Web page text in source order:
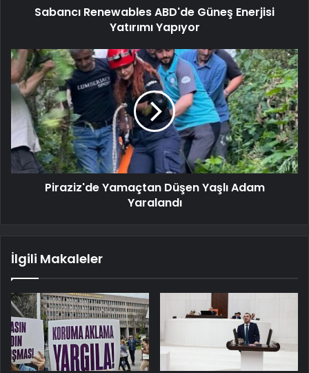
Sabancı Renewables ABD'de Güneş Enerjisi
Yatırımı Yapıyor
Piraziz'de Yamaçtan Düşen Yaşlı Adam
Yaralandı
İlgili Makaleler